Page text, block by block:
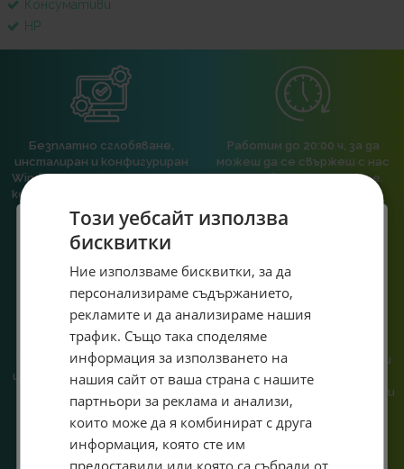
Консумативи
HP
Безплатно сглобяване,
инсталиран и конфигуриран
Windows 11 Pro, ъпдейтнат и
конфигуриран BIOS към всяка
пълна компютърна
конфигурация.
Работим до 20:00 ч, за да
можеш да се свържеш с нас
след работа или училище.
При нас говориш с реален
човек, не с чатбот, когато
имаш нужда от консултация
Сглобяваме, поддържаме и
обслужваме. Като магазин и
сервиз на едно място
гарантираме бърза реакция и
познаване на твоята
система.
Този уебсайт използва
бисквитки
Ние използваме бисквитки, за да
персонализираме съдържанието,
рекламите и да анализираме нашия
трафик. Също така споделяме
информация за използването на
нашия сайт от ваша страна с нашите
партньори за реклама и анализи,
които може да я комбинират с друга
информация, която сте им
предоставили или която са събрали от
Специален подарък за
теб!
Абонирай се за ексклузивни седмични оферти и
специални предложения само за теб като
въведеш само email адрес и получи отстъпка от
първата ти поръчка.
Email